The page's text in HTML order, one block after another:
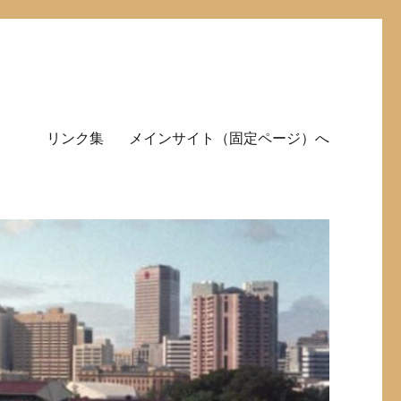
リンク集 メインサイト（固定ページ）へ